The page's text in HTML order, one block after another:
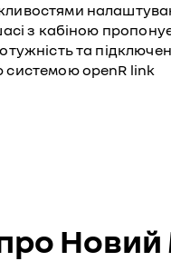
з кабіною
та
системою openR link